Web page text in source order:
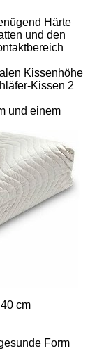
Härte
und den
Kissenhöhe
Kissen 2
und einem
cm
Form